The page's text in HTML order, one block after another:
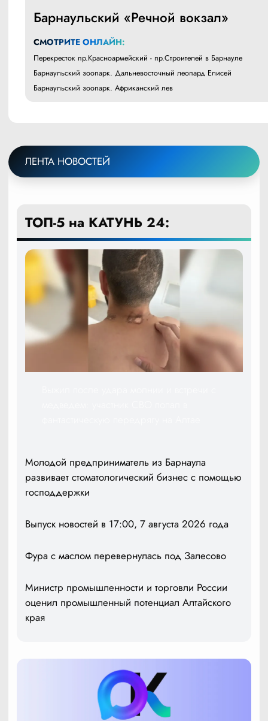
Барнаульский «Речной вокзал»
СМОТРИТЕ ОНЛАЙН:
Перекресток пр.Красноармейский - пр.Строителей в Барнауле
Барнаульский зоопарк. Дальневосточный леопард Елисей
Барнаульский зоопарк. Африканский лев
ЛЕНТА НОВОСТЕЙ
ТОП-5 на КАТУНЬ 24:
Молодой предприниматель из Барнаула
развивает стоматологический бизнес с помощью
господдержки
Выпуск новостей в 17:00, 7 августа 2026 года
Фура с маслом перевернулась под Залесово
Министр промышленности и торговли России
оценил промышленный потенциал Алтайского
края